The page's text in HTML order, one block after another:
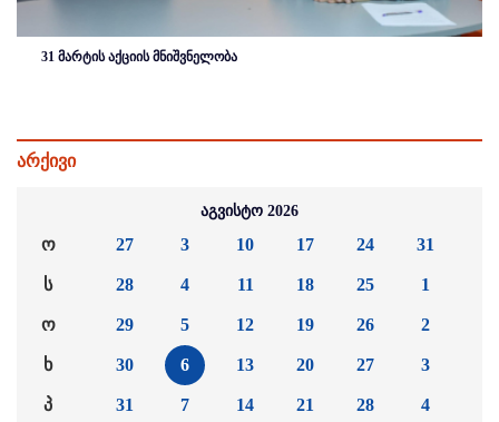
31 მარტის აქციის მნიშვნელობა
არქივი
აგვისტო 2026
ო
ს
ო
ხ
პ
27
28
29
30
31
3
4
5
6
7
10
11
12
13
14
17
18
19
20
21
24
25
26
27
28
31
1
2
3
4